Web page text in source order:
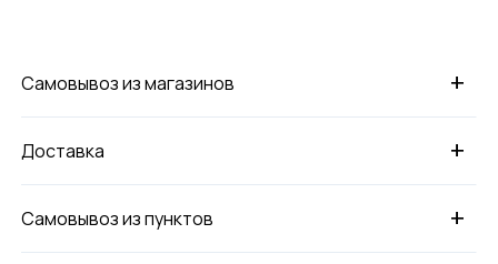
+
Самовывоз из магазинов
+
Доставка
+
Самовывоз из пунктов